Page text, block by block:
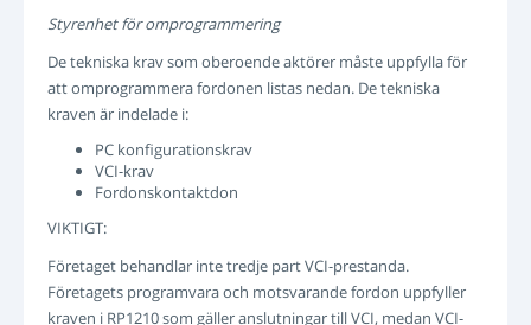
Styrenhet för omprogrammering
De tekniska krav som oberoende aktörer måste uppfylla för
att omprogrammera fordonen listas nedan. De tekniska
kraven är indelade i:
PC konfigurationskrav
VCI-krav
Fordonskontaktdon
VIKTIGT:
Företaget behandlar inte tredje part VCI-prestanda.
Företagets programvara och motsvarande fordon uppfyller
kraven i RP1210 som gäller anslutningar till VCI, medan VCI-